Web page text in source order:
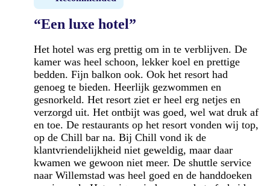
“Een luxe hotel”
Het hotel was erg prettig om in te verblijven. De
kamer was heel schoon, lekker koel en prettige
bedden. Fijn balkon ook. Ook het resort had
genoeg te bieden. Heerlijk gezwommen en
gesnorkeld. Het resort ziet er heel erg netjes en
verzorgd uit. Het ontbijt was goed, wel wat druk af
en toe. De restaurants op het resort vonden wij top,
op de Chill bar na. Bij Chill vond ik de
klantvriendelijkheid niet geweldig, maar daar
kwamen we gewoon niet meer. De shuttle service
naar Willemstad was heel goed en de handdoeken